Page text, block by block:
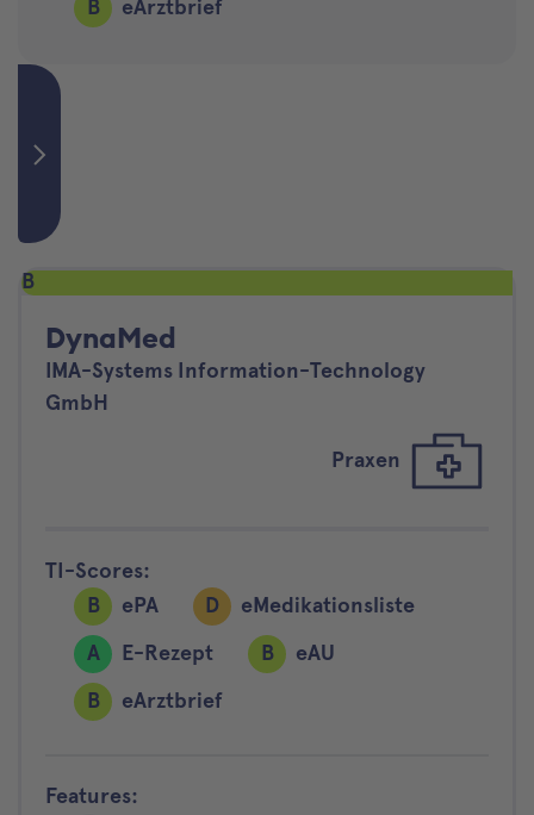
B
eArztbrief
B
DynaMed
IMA-Systems Information-Technology
GmbH
Praxen
TI-Scores:
B
ePA D
eMedikationsliste
A
E-Rezept B
eAU
B
eArztbrief
Features: